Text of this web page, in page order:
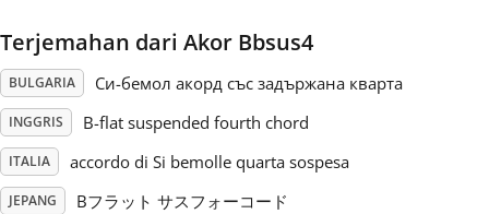
Polski
Português
Terjemahan dari Akor Bbsus4
BULGARIA Си-бемол акорд със задържана кварта
INGGRIS B-flat suspended fourth chord
ITALIA accordo di Si bemolle quarta sospesa
JEPANG Bフラット サスフォーコード